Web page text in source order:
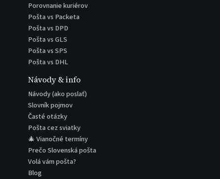
Porovnanie kuriérov
Pošta vs Packeta
Pošta vs DPD
Pošta vs GLS
Pošta vs SPS
Pošta vs DHL
Návody & info
Návody (ako poslať)
Slovník pojmov
Časté otázky
Pošta cez sviatky
🎄 Vianočné termíny
Prečo Slovenská pošta
Volá vám pošta?
Blog